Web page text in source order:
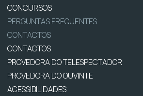
CONCURSOS
PERGUNTAS FREQUENTES
CONTACTOS
CONTACTOS
PROVEDORA DO TELESPECTADOR
PROVEDORA DO OUVINTE
ACESSIBILIDADES